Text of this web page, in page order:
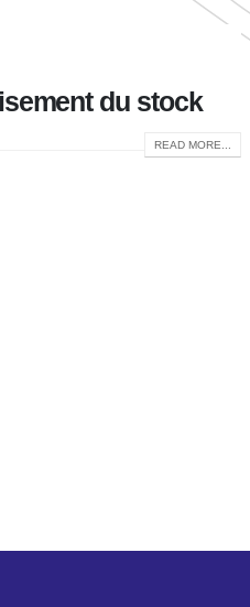
du stock
READ MORE...